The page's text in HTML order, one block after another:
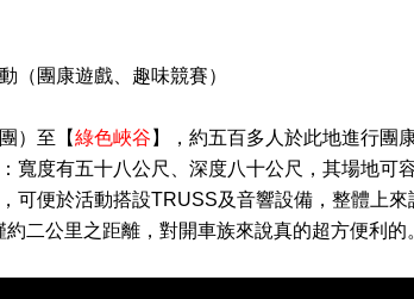
（團康遊戲 、趣味競賽）
）至 【綠色峽谷 】
，約五百多人於此地進行團
寬度有五十八公尺
、深度八十公尺，其場地
可便於活動搭設TRUSS及音響設備，整體上
二公里之距離，對開車族來說真的超方便利的